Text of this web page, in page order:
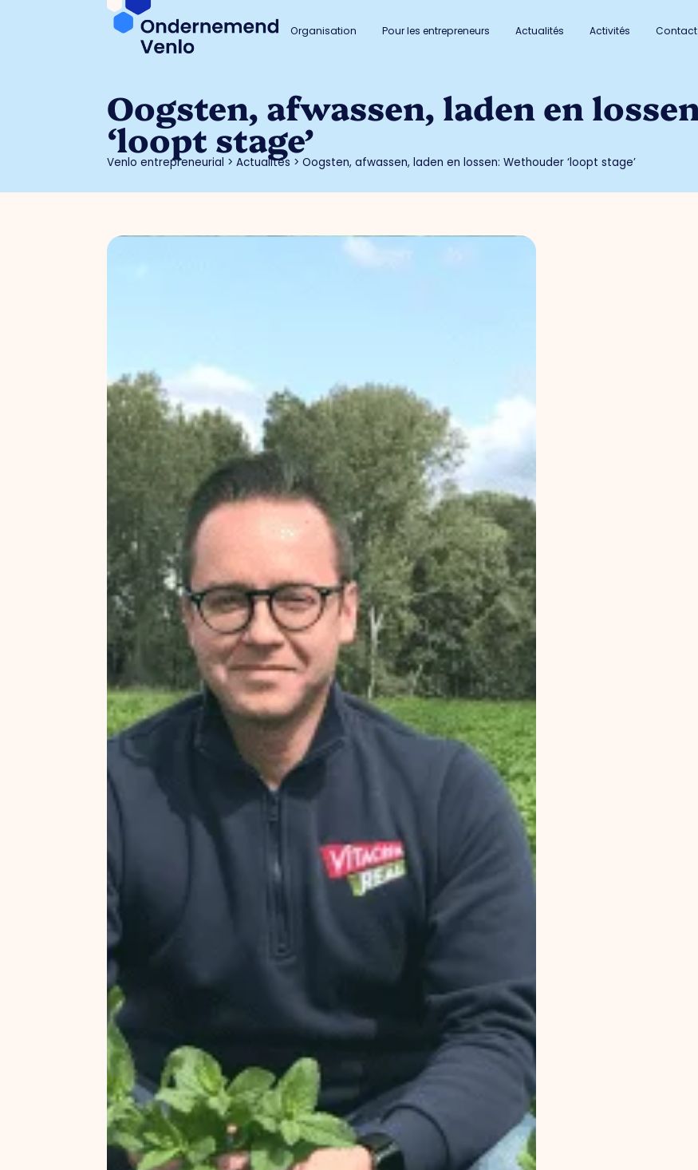
Organisation Pour les entrepreneurs Actualités Activités Contact
Oogsten, afwassen, laden en
‘loopt stage’
Venlo entrepreneurial >Actualités >Oogsten, afwassen, laden en lossen: Wethouder ‘loopt stage’